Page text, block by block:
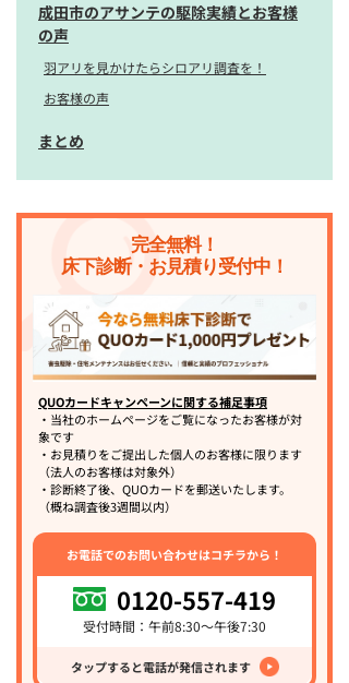
成田市のアサンテの駆除実績とお客様
の声
羽アリを見かけたらシロアリ調査を！
お客様の声
まとめ
完全無料！
床下診断・お見積り受付中！
QUOカードキャンペーンに関する補足事項
・当社のホームページをご覧になったお客様が対
象です
・お見積りをご提出した個人のお客様に限ります
（法人のお客様は対象外）
・診断終了後、QUOカードを郵送いたします。
（概ね調査後3週間以内）
お電話でのお問い合わせはコチラから！
0120-557-419
受付時間：午前8:30～午後7:30
タップすると電話が発信されます